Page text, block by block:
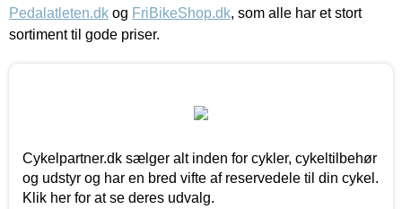
Pedalatleten.dk og FriBikeShop.dk, som alle har et stort
sortiment til gode priser.
Cykelpartner.dk sælger alt inden for cykler, cykeltilbehør
og udstyr og har en bred vifte af reservedele til din cykel.
Klik her for at se deres udvalg.